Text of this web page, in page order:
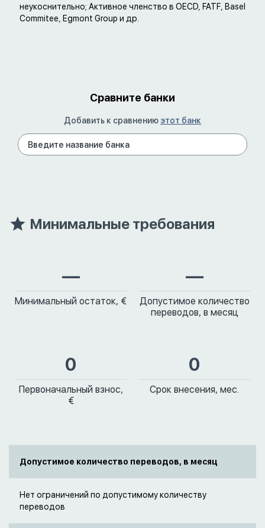
неукоснительно; Активное членство в OECD, FATF, Basel
Commitee, Egmont Group и др.
Сравните банки
Добавить к сравнению этот банк
Минимальные требования
—
Минимальный остаток, €
—
Допустимое количество
переводов, в месяц
0
Первоначальный взнос,
€
0
Срок внесения, мес.
Допустимое количество переводов, в месяц
Нет ограничений по допустимому количеству
переводов